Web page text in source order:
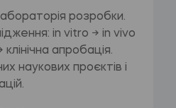
розробки.
in vitro → in vivo
клінічна апробація.
наукових проєктів і